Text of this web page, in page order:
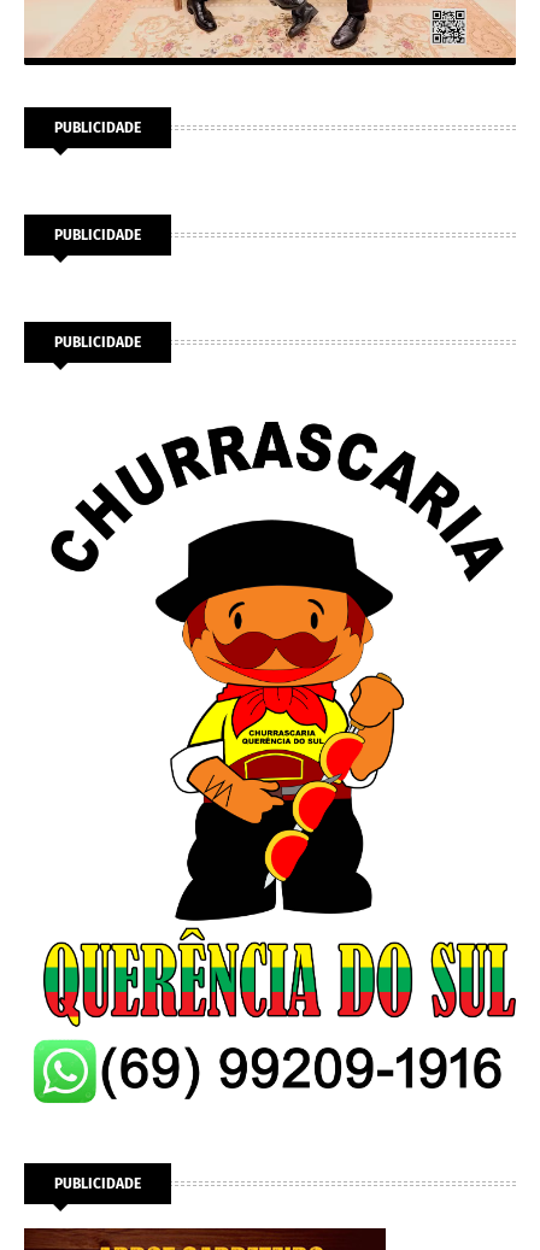
PUBLICIDADE
PUBLICIDADE
PUBLICIDADE
PUBLICIDADE